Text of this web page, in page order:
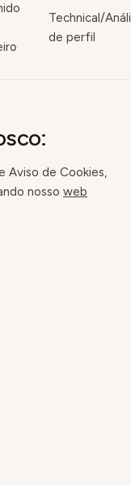
Technical/
de perfil
Aviso de Cookies,
nosso web